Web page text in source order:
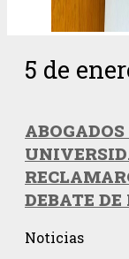
5 de
DEBATE
Noticias